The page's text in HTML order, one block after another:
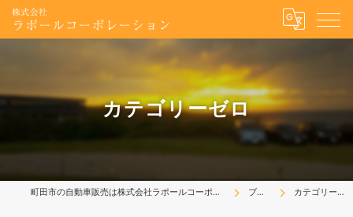
カテゴリーゼロ
町田市の自動車販売は株式会社ラポールコーポレーション ブログ カテゴリーゼロ